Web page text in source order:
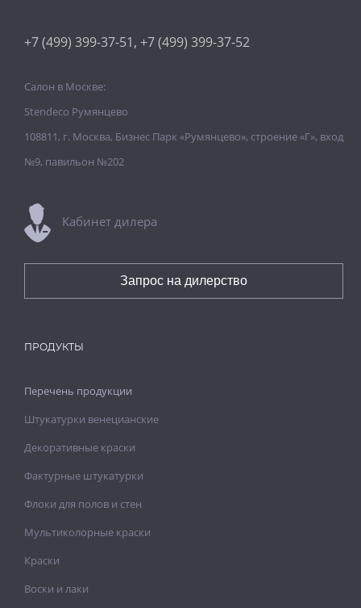
ПРОДУКТЫ
Перечень продукции
Штукатурки венецианские
Декоративные краски
Фактурные штукатурки
Флоки для полов и стен
Мультиколорные краски
Краски
Воски и лаки
+7 (499) 399-37-51, +7 (499) 399-37-52
Салон в Москве:
Stendeco Румянцево
108811, г. Москва, Бизнес Парк «Румянцево», строение «Г», вход
№9, павильон №202
Кабинет дилера
Запрос на дилерство